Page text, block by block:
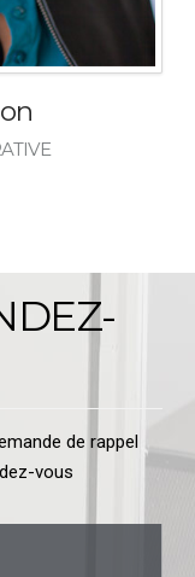
de rappel
vous